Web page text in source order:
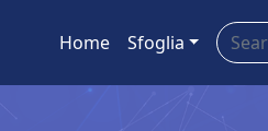
Home Sfoglia